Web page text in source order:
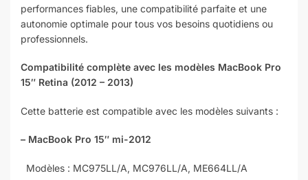
performances fiables, une compatibilité parfaite et une
autonomie optimale pour tous vos besoins quotidiens ou
professionnels.
Compatibilité complète avec les modèles MacBook Pro
15″ Retina (2012 – 2013)
Cette batterie est compatible avec les modèles suivants :
– MacBook Pro 15″ mi-2012
Modèles : MC975LL/A, MC976LL/A, ME664LL/A